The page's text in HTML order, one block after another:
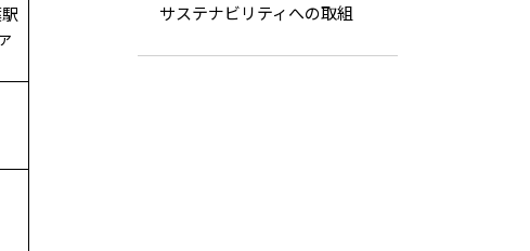
サステナビリティへの取組